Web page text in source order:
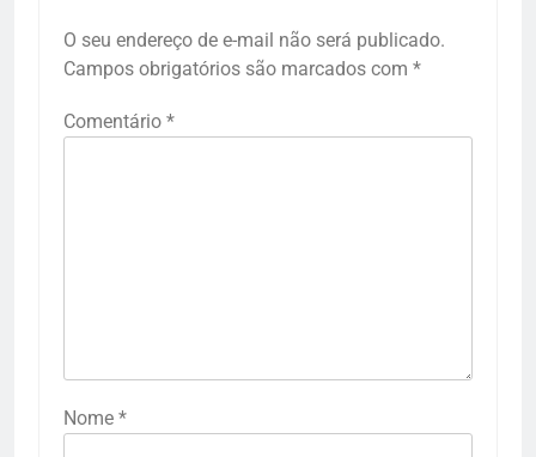
O seu endereço de e-mail não será publicado.
Campos obrigatórios são marcados com *
Comentário *
Nome *